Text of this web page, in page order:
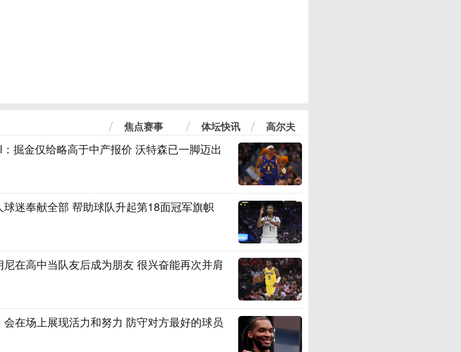
焦点赛事 体坛快讯 高尔夫
掘金仅给略高于中产报价 沃特森已一脚迈出
迷奉献全部 帮助球队升起第18面冠军旗帜
在高中当队友后成为朋友 很兴奋能再次并肩
在场上展现活力和努力 防守对方最好的球员